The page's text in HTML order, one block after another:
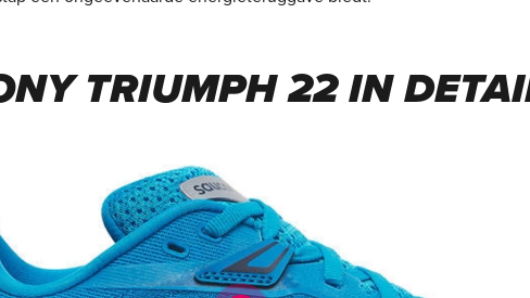
TRIUMPH 22 IN